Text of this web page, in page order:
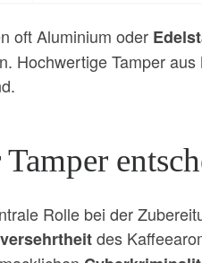
oft Aluminium oder
Hochwertige Tamper
Rolle bei der
des